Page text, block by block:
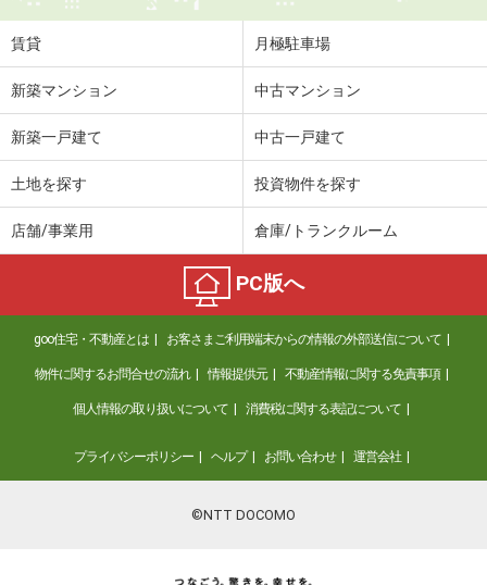
賃貸 月極駐車場
新築マンション 中古マンション
新築一戸建て 中古一戸建て
土地を探す 投資物件を探す
店舗/事業用 倉庫/トランクルーム
PC版へ
goo住宅・不動産とは お客さまご利用端末からの情報の外部送信について
物件に関するお問合せの流れ 情報提供元 不動産情報に関する免責事項
個人情報の取り扱いについて 消費税に関する表記について
プライバシーポリシー ヘルプ お問い合わせ 運営会社
©NTT DOCOMO